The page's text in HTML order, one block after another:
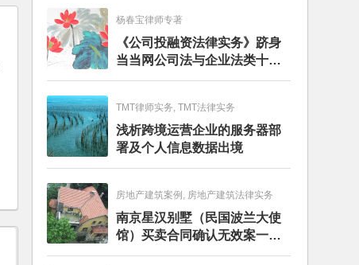
杨春宝律师专著
《公司投融资法律实务》跻身
当当网公司法与企业法类十大
畅销图书榜
TMT律师实务, TMT法律实务
浅析跨境运营企业的服务器部
署及个人信息数据出境
房地产建筑案例, 房地产建筑法律实务
南京星汉别墅（民国波兰大使
馆）买卖合同确认无效案一审
判决书